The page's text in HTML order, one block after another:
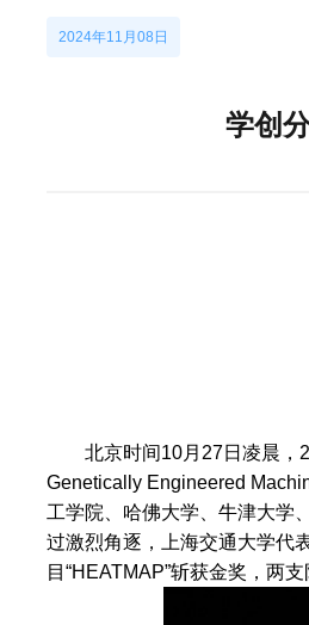
2024年11月08日
学创
北京时间10月27日凌晨
Genetically Engineered
工学院、哈佛大学、牛津大学
过激烈角逐，上海交通大学代
目“HEATMAP”斩获金奖，两